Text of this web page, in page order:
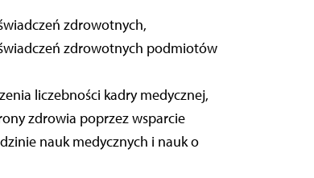
zdrowotnych,
zdrowotnych podmiotów
liczebności kadry medycznej,
zdrowia poprzez wsparcie
nauk medycznych i nauk o